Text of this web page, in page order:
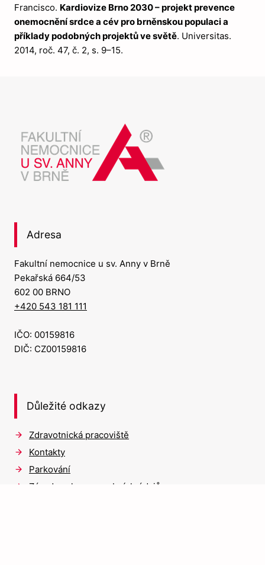
Francisco. Kardiovize Brno 2030 – projekt prevence
onemocnění srdce a cév pro brněnskou populaci a
příklady podobných projektů ve světě. Universitas.
2014, roč. 47, č. 2, s. 9–15.
Adresa
Fakultní nemocnice u sv. Anny v Brně
Pekařská 664/53
602 00 BRNO
+420 543 181 111
IČO: 00159816
DIČ: CZ00159816
Důležité odkazy
Zdravotnická pracoviště
Kontakty
Parkování
Zásady ochrany osobních údajů